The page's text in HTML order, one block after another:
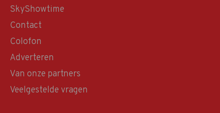
SkyShowtime
Contact
Colofon
Adverteren
Van onze partners
Veelgestelde vragen